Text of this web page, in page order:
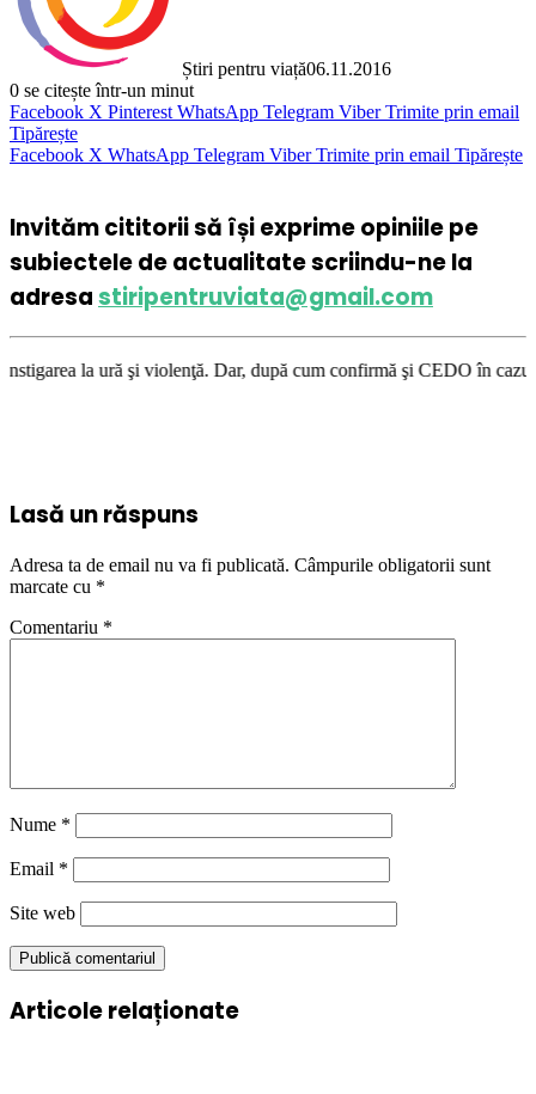
Știri pentru viață06.11.2016
0 se citește într-un minut
Facebook X Pinterest WhatsApp Telegram Viber Trimite prin email
Tipărește
Facebook X WhatsApp Telegram Viber Trimite prin email Tipărește
Invităm cititorii să își exprime opiniile pe
subiectele de actualitate scriindu-ne la
adresastiripentruviata@gmail.com
violenţă. Dar, după cum confirmă şi CEDO în cazul Handyside
Lasă un răspuns
Adresa ta de email nu va fi publicată. Câmpurile obligatorii sunt
marcate cu *
Comentariu *
Nume *
Email *
Site web
Articole relaționate